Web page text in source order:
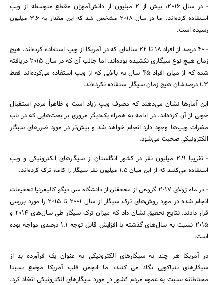
- در سال 2016، بیش از 2 میلیون از دانش‌آموزان مقطع متوسطه از ویپ
استفاده کرده‌اند. اما در سال 2018 مشخص شد که این مقدار به 3.6 میلیون
رسیده است.
- 40 درصد از افراد 18 تا 24 ساله‌ای که در آمریکا از ویپ استفاده کرده‌اند، هیچ
زمان هیچ نوع سیگاری نکشیده بوده‌اند. اما جالب آن که در سال 2015 دریافته
شده که از میان افراد 45 سال به بالایی که از ویپ استفاده می‌کرده‌اند فقط
1.3 درصدشان هیچ زمان سیگار استفاده نکرده‌اند.
این آمارها نشان می‌دهند که مصرف ویپ زیاد است و ظاهراً مردم استقبال
خوبی از آن کرده‌اند. در ادامه به همراه یک‌دیگر مروری بر بحث‌هایی که در باب
مضرات ویپ‌ها وجود دارد انجام خواهد شد و بیش‌تر در مورد ضررهای سیگار
الکترونیکی صحبت می‌شود.
- تقریبا 2.9 میلیون نفر در کشور انگلستان از سیگارهای الکترونیکی و ویپ
استفاده می‌کنند که از این میان 1.5 میلیون نفر سیگار را کاملا ترک کرده‌اند.
- در ماه ژولای 2017 گروهی از محققان از دانشگاه سن دیگو کالیفرنیا تحقیقات
انجام شده در مورد روش‌های ترک سیگار از سال 2001 تا 2015 را مورد بررسی
قرار دادند. نتایج تحقیق نشان داد که میزان ترک سیگار طی سال‌های 2014 و
2015 نسبت به سال‌های گذشته با افزایش قابل توجه 1.1 درصدی مواجه بوده
است.
در آمریکا هر چند به سیگارهای الکترونیکی به عنوان یک فرآورده بد از
سیگارهای تنباکویی نگاه می کنند، اما انجمن قلب آمریکا موضع نسبتا
محتاطانه نسبت به عموم مردم کشور در مورد سیگارهای الکترونیکی اتخاذ کرد.